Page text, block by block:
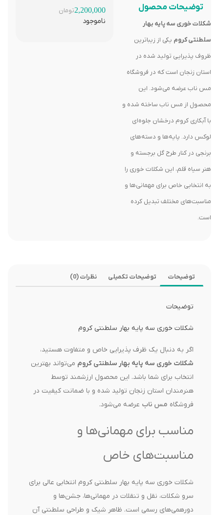
توضیحات محصول
شکلات خوری سه پایه بهار
سلطنتی کروم یکی از زیباترین
ظروف پذیرایی تولید شده در
استان زنجان است که در فروشگاه
مس ناب عرضه می‌شود. این
محصول از مس ناب ساخته شده و
با آبکاری کروم درخشان جلوه‌ای
لوکس دارد. پایه‌ها و دسته‌های
برنجی در کنار طرح گل برجسته و
هنر سیاه قلم، این شکلات خوری را
به انتخابی خاص برای مهمانی‌ها و
مناسبت‌های مختلف تبدیل کرده
است.
2,200,000تومان
ناموجود
توضیحات توضیحات تکمیلی نظرات (0)
توضیحات
شکلات خوری سه پایه بهار سلطنتی کروم
اگر به دنبال یک ظرف پذیرایی خاص و متفاوت هستید،
شکلات خوری سه پایه بهار سلطنتی کروم می‌تواند بهترین
انتخاب برای شما باشد. این محصول ارزشمند توسط
هنرمندان استان زنجان تولید شده و با ضمانت کیفیت در
فروشگاه مس ناب عرضه می‌شود.
مناسب برای مهمانی‌ها و
مناسبت‌های خاص
شکلات خوری سه پایه بهار سلطنتی کروم انتخابی عالی برای
سرو شکلات، نقل و تنقلات در مهمانی‌ها، جشن‌ها و
دورهمی‌های رسمی است. ظاهر شیک و طراحی سلطنتی آن